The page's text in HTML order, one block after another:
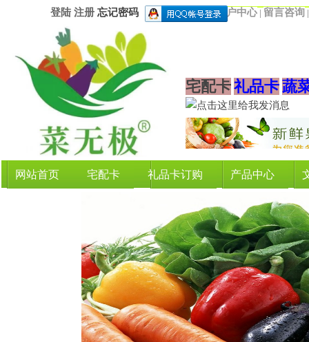
网站首页 宅配卡 礼品卡订购 产品中心
登陆 注册 忘记密码 用户中心 | 留言咨询
宅配卡礼品卡蔬